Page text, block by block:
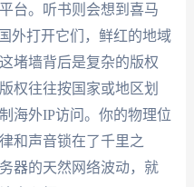
台。听书则会想到喜马
外打开它们，鲜红的地域
堵墙背后是复杂的版权
权往往按国家或地区划
海外IP访问。你的物理位
和声音锁在了千里之
器的天然网络波动，就